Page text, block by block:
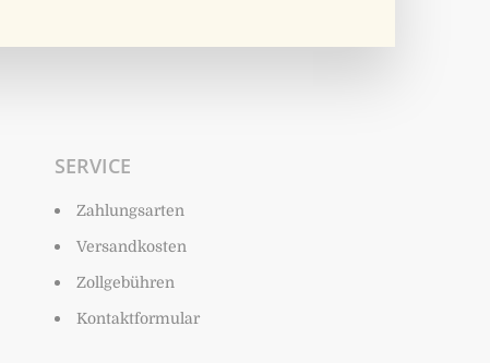
SERVICE
Zahlungsarten
Versandkosten
Zollgebühren
Kontaktformular